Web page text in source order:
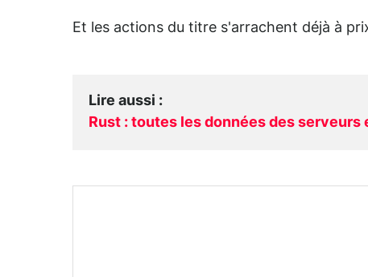
Et les actions du titre s'arrachent déjà à
Lire aussi :
Rust : toutes les données des